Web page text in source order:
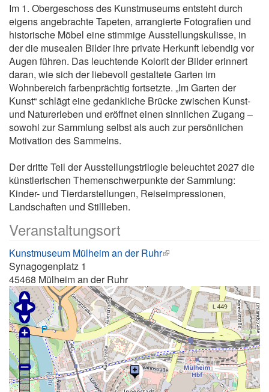
Im 1. Obergeschoss des Kunstmuseums entsteht durch
eigens angebrachte Tapeten, arrangierte Fotografien und
historische Möbel eine stimmige Ausstellungskulisse, in
der die musealen Bilder ihre private Herkunft lebendig vor
Augen führen. Das leuchtende Kolorit der Bilder erinnert
daran, wie sich der liebevoll gestaltete Garten im
Wohnbereich farbenprächtig fortsetzte. „Im Garten der
Kunst“ schlägt eine gedankliche Brücke zwischen Kunst-
und Naturerleben und eröffnet einen sinnlichen Zugang –
sowohl zur Sammlung selbst als auch zur persönlichen
Motivation des Sammelns.
Der dritte Teil der Ausstellungstrilogie beleuchtet 2027 die
künstlerischen Themenschwerpunkte der Sammlung:
Kinder- und Tierdarstellungen, Reiseimpressionen,
Landschaften und Stillleben.
Veranstaltungsort
Kunstmuseum Mülheim an der Ruhr
Synagogenplatz 1
45468 Mülheim an der Ruhr